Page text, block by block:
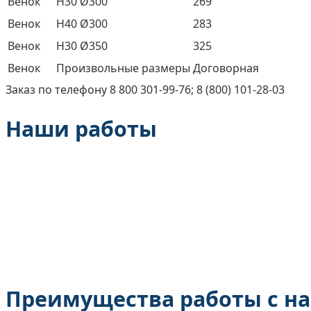
Венок
H40 Ø300
283
Венок
H30 Ø350
325
Венок
Произвольные размеры Договорная
Заказ по телефону 8 800 301-99-76; 8 (800) 101-28-03
Наши работы
Преимущества работы с